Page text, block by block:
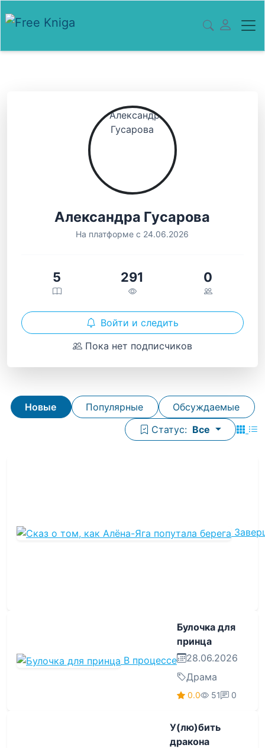
Александра Гусарова
На платформе с 24.06.2026
5 291 0
Войти и следить
Пока нет подписчиков
Новые Популярные
Обсуждаемые
Статус: Все
В процессе
Булочка для
принца
28.06.2026
Драма
0.0 51 0
У(лю)бить
дракона